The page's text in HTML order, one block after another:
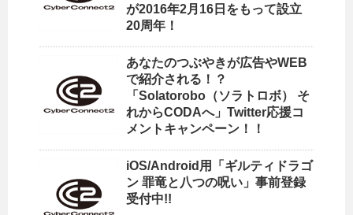
が2016年2月16日をもって設立
20周年！
あなたのつぶやきが広告やWEB
で紹介される！？
「Solatorobo（ソラトロボ） そ
れからCODAへ」Twitter応援コ
メントキャンペーン！！
iOS/Android用「ギルティドラゴ
ン 罪竜と八つの呪い」事前登録
受付中!!